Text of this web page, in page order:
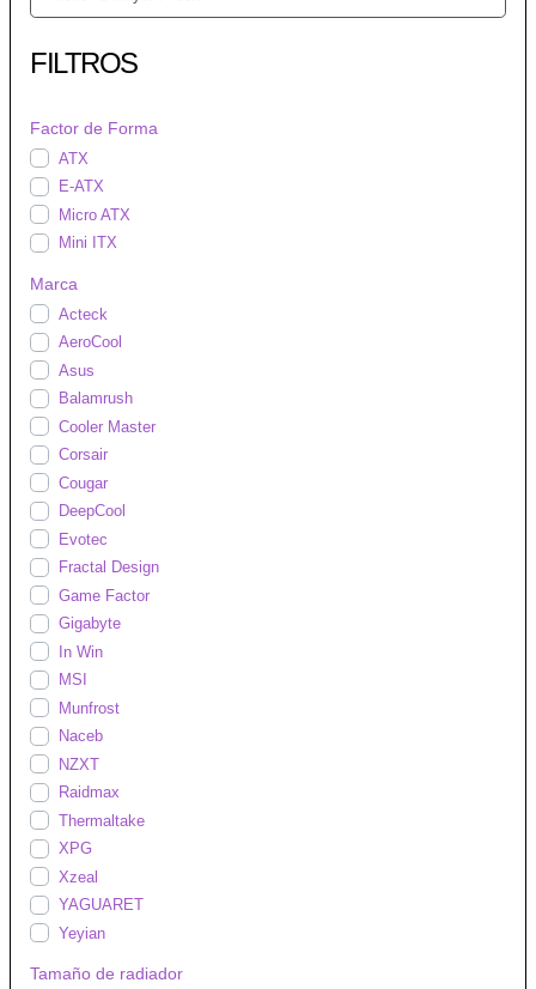
FILTROS
Factor de Forma
ATX
E-ATX
Micro ATX
Mini ITX
Marca
Acteck
AeroCool
Asus
Balamrush
Cooler Master
Corsair
Cougar
DeepCool
Evotec
Fractal Design
Game Factor
Gigabyte
In Win
MSI
Munfrost
Naceb
NZXT
Raidmax
Thermaltake
XPG
Xzeal
YAGUARET
Yeyian
Tamaño de radiador